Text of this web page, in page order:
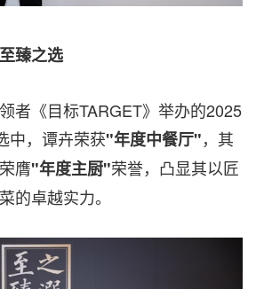
臻之选
者《目标TARGET》举办的2025
中，谭卉荣获"年度中餐厅"，其
膺"年度主厨"荣誉，凸显其以匠
的卓越实力。